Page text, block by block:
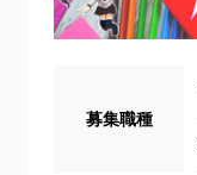
募集職種